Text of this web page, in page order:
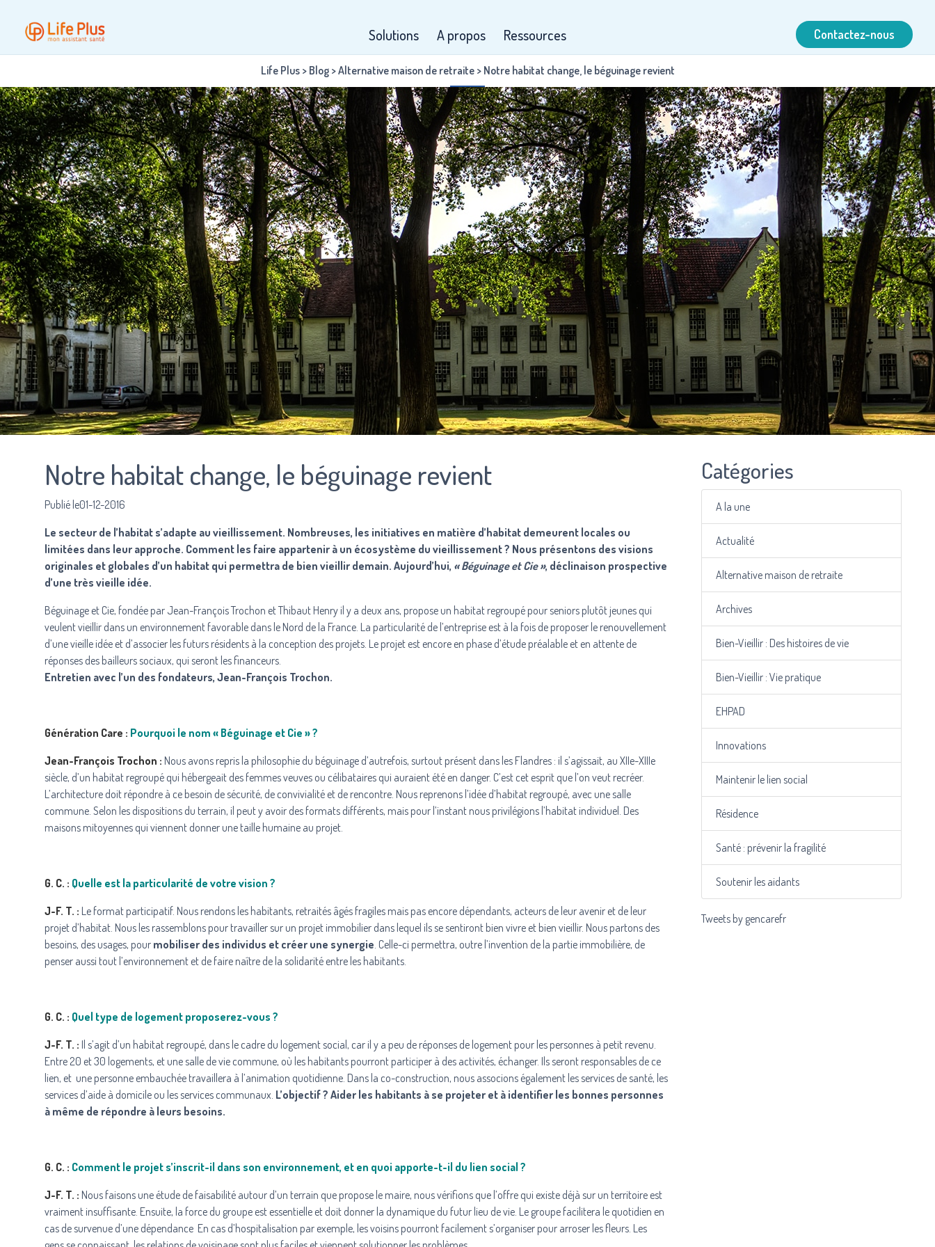
Contactez-nous
Solutions A propos Ressources
Life Plus> Blog>Alternative maison de retraite> Notre habitat change, le béguinage revient
Notre habitat change, le béguinage revient
Publié le01-12-2016
Le secteur de l’habitat s’adapte au vieillissement. Nombreuses, les initiatives en matière d’habitat demeurent locales ou
limitées dans leur approche. Comment les faire appartenir à un écosystème du vieillissement ? Nous présentons des visions
originales et globales d’un habitat qui permettra de bien vieillir demain. Aujourd’hui, « Béguinage et Cie », déclinaison prospective
d’une très vieille idée.
Béguinage et Cie, fondée par Jean-François Trochon et Thibaut Henry il y a deux ans, propose un habitat regroupé pour seniors plutôt jeunes qui
veulent vieillir dans un environnement favorable dans le Nord de la France. La particularité de l’entreprise est à la fois de proposer le renouvellement
d’une vieille idée et d’associer les futurs résidents à la conception des projets. Le projet est encore en phase d’étude préalable et en attente de
réponses des bailleurs sociaux, qui seront les financeurs.
Entretien avec l’un des fondateurs, Jean-François Trochon.
Génération Care : Pourquoi le nom « Béguinage et Cie » ?
Jean-François Trochon : Nous avons repris la philosophie du béguinage d’autrefois, surtout présent dans les Flandres : il s’agissait, au XIIe-XIIIe
siècle, d’un habitat regroupé qui hébergeait des femmes veuves ou célibataires qui auraient été en danger. C’est cet esprit que l’on veut recréer.
L’architecture doit répondre à ce besoin de sécurité, de convivialité et de rencontre. Nous reprenons l’idée d’habitat regroupé, avec une salle
commune. Selon les dispositions du terrain, il peut y avoir des formats différents, mais pour l’instant nous privilégions l’habitat individuel. Des
maisons mitoyennes qui viennent donner une taille humaine au projet.
G. C. : Quelle est la particularité de votre vision ?
J-F. T. : Le format participatif. Nous rendons les habitants, retraités âgés fragiles mais pas encore dépendants, acteurs de leur avenir et de leur
projet d’habitat. Nous les rassemblons pour travailler sur un projet immobilier dans lequel ils se sentiront bien vivre et bien vieillir. Nous partons des
besoins, des usages, pour mobiliser des individus et créer une synergie. Celle-ci permettra, outre l’invention de la partie immobilière, de
penser aussi tout l’environnement et de faire naître de la solidarité entre les habitants.
G. C. : Quel type de logement proposerez-vous ?
J-F. T. : Il s’agit d’un habitat regroupé, dans le cadre du logement social, car il y a peu de réponses de logement pour les personnes à petit revenu.
Entre 20 et 30 logements, et une salle de vie commune, où les habitants pourront participer à des activités, échanger. Ils seront responsables de ce
lien, et une personne embauchée travaillera à l’animation quotidienne. Dans la co-construction, nous associons également les services de santé, les
services d’aide à domicile ou les services communaux. L’objectif ? Aider les habitants à se projeter et à identifier les bonnes personnes
à même de répondre à leurs besoins.
G. C. : Comment le projet s’inscrit-il dans son environnement, et en quoi apporte-t-il du lien social ?
J-F. T. : Nous faisons une étude de faisabilité autour d’un terrain que propose le maire, nous vérifions que l’offre qui existe déjà sur un territoire est
vraiment insuffisante. Ensuite, la force du groupe est essentielle et doit donner la dynamique du futur lieu de vie. Le groupe facilitera le quotidien en
cas de survenue d’une dépendance En cas d’hospitalisation par exemple, les voisins pourront facilement s’organiser pour arroser les fleurs. Les
Catégories
A la une
Actualité
Alternative maison de retraite
Archives
Bien-Vieillir : Des histoires de vie
Bien-Vieillir : Vie pratique
EHPAD
Innovations
Maintenir le lien social
Résidence
Santé : prévenir la fragilité
Soutenir les aidants
Tweets by gencarefr